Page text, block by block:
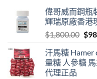
偉哥威而鋼瓶
輝瑞原廠香港
$1,800.00 $
汗馬糖 Hamer
量糖 人參糖
代理正品